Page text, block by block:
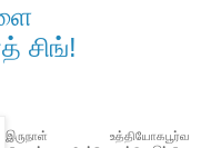
சிங்!
இருநாள் உத்தியோகபூர்வ